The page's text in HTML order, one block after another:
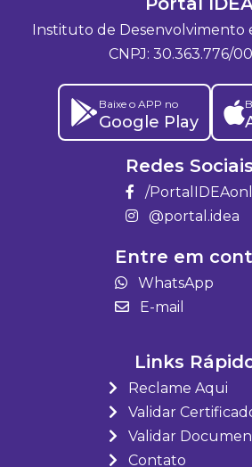
Instituto de Desenvolvimento
CNPJ: 30.363.776/
Baixe o APP no
Google Play
Redes Sociais
/
@portal.idea
Entre em
WhatsApp
E-mail
Links
Reclame Aqui
Validar
Validar
Contato